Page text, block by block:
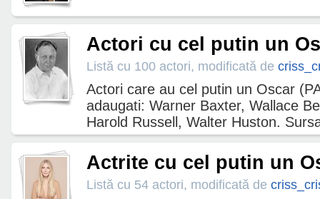
Actori cu cel putin un
Listă cu 100 actori, modificată de
Actori care au cel putin un Oscar
adaugati: Warner Baxter, Wallace
Harold Russell, Walter Huston.
Actrite cu cel putin un
Listă cu 54 actori, modificată de